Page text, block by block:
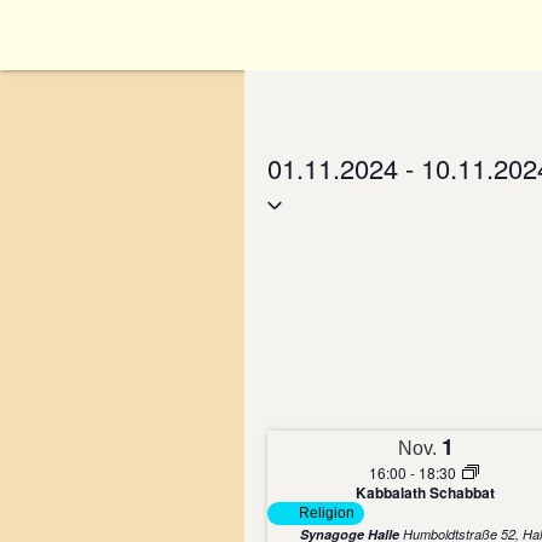
Zum
Jüdischer Kalender
Bibliothek
01.11.2024 -
Select
Nov. 1
16:00- 18:30
Kabbalath Schabbat
Religion
Synagoge Halle